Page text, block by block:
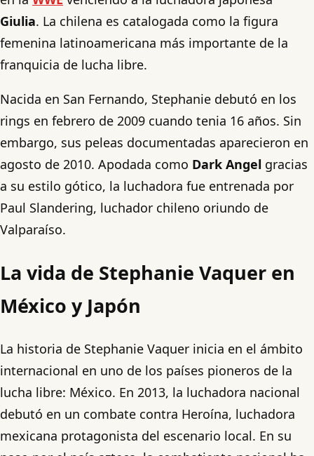
Giulia. La chilena es catalogada como la figura
femenina latinoamericana más importante de la
franquicia de lucha libre.
Nacida en San Fernando, Stephanie debutó en los
rings en febrero de 2009 cuando tenia 16 años. Sin
embargo, sus peleas documentadas aparecieron en
agosto de 2010. Apodada como Dark Angel gracias
a su estilo gótico, la luchadora fue entrenada por
Paul Slandering, luchador chileno oriundo de
Valparaíso.
La vida de Stephanie Vaquer en
México y Japón
La historia de Stephanie Vaquer inicia en el ámbito
internacional en uno de los países pioneros de la
lucha libre: México. En 2013, la luchadora nacional
debutó en un combate contra Heroína, luchadora
mexicana protagonista del escenario local. En su